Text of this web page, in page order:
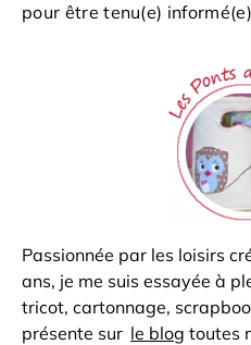
pour être tenu(e)
Passionnée par les loisirs
ans, je me suis essayée à
tricot, cartonnage,
présente sur le blog toutes